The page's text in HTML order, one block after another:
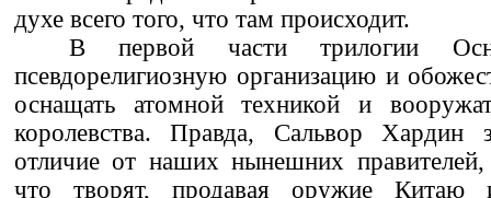
духе всего того, что там происходит.
В первой части трилогии
псевдорелигиозную организацию и
оснащать атомной техникой и
королевства. Правда, Сальвор Хардин
отличие от наших нынешних
что творят, продавая оружие Китаю